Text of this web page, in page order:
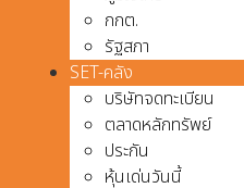
กกต.
รัฐสภา
SET-คลัง
บริษัทจดทะเบียน
ตลาดหลักทรัพย์
ประกัน
หุ้นเด่นวันนี้